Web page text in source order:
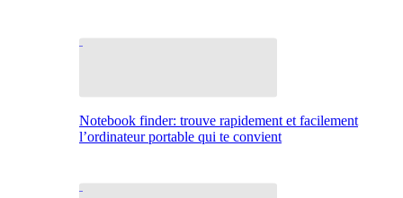
Notebook finder: trouve rapidement et facilement
l’ordinateur portable qui te convient